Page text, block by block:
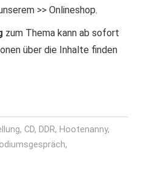
>> Onlineshop.
zum Thema kann ab sofort
über die Inhalte finden
, CD, DDR, Hootenanny,
,